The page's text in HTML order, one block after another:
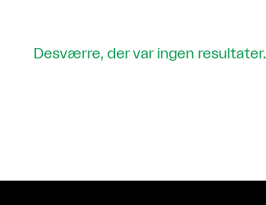
Desværre, der var ingen resultater.